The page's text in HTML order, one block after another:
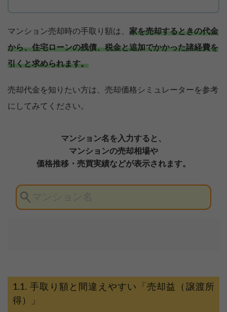
マンション売却時の手取り額は、 家を売却するときの代金
から、住宅ローンの残債、税金と追加でかかった諸経費を
引くと求められます。
売却代金を知りたい方は、売却価格シミュレーターを参考
にしてみてください。
手取り額と間違えやすい「売却益（譲渡所
得）」